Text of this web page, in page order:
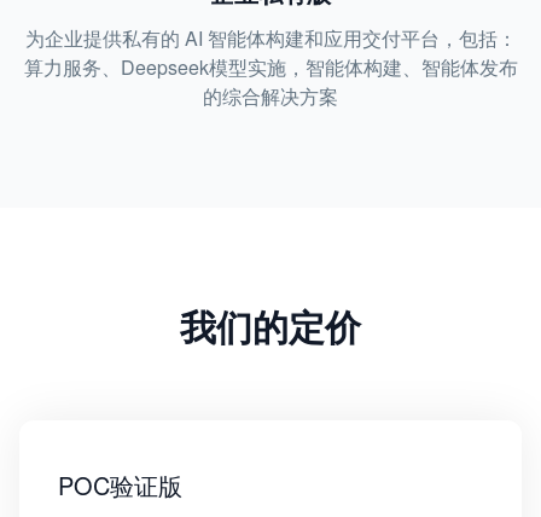
为企业提供私有的 AI 智能体构建和应用交付平台，包括：
算力服务、Deepseek模型实施，智能体构建、智能体发布
的综合解决方案
我们的定价
POC验证版